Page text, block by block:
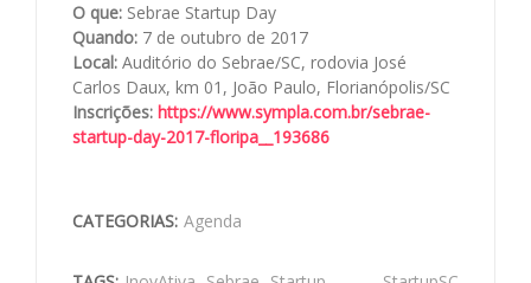
O que: Sebrae Startup Day
Quando: 7 de outubro de 2017
Local: Auditório do Sebrae/SC, rodovia José
Carlos Daux, km 01, João Paulo, Florianópolis/SC
Inscrições: https://www.sympla.com.br/sebrae-
startup-day-2017-floripa__ 193686
CATEGORIAS: Agenda